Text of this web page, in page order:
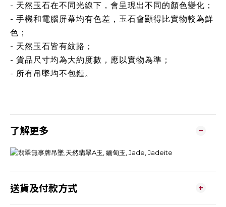
- 天然玉石在不同光線下，會呈現出不同的顏色變化；
- 手機和電腦屏幕均有色差，玉石會顯得比實物較為鮮
色；
- 天然玉石皆有紋路；
- 貨品尺寸均為大約度數，應以實物為準；
- 所有吊墜均不包鏈。
了解更多
送貨及付款方式